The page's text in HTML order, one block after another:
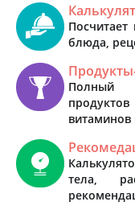
Посчитает
блюда,
Полный
тела,